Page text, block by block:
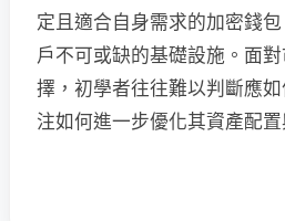
定且適合自身需求的加密錢
戶不可或缺的基礎設施。面
擇，初學者往往難以判斷應
注如何進一步優化其資產配置